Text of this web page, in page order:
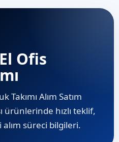
Ofis
Takımı Alım Satım
ürünlerinde hızlı teklif,
süreci bilgileri.